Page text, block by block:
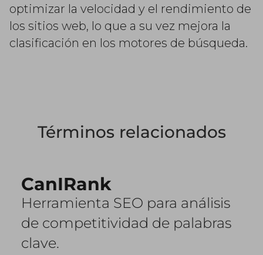
optimizar la velocidad y el rendimiento de
los sitios web, lo que a su vez mejora la
clasificación en los motores de búsqueda.
Términos relacionados
CanIRank
Herramienta SEO para análisis
de competitividad de palabras
clave.